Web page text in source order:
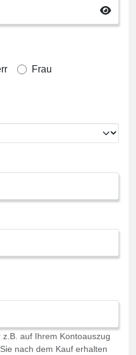
Frau
auf Ihrem Kontoauszug
nach dem Kauf erhalten